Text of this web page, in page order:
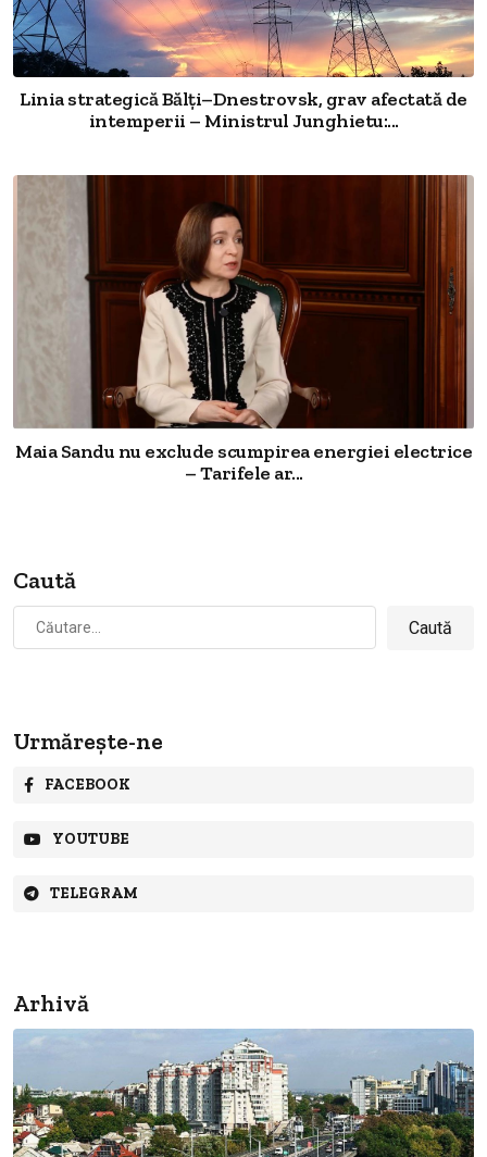
Linia strategică Bălți–Dnestrovsk, grav afectată de
intemperii – Ministrul Junghietu:...
Maia Sandu nu exclude scumpirea energiei electrice
– Tarifele ar...
Caută
Caută
după:
Urmărește-ne
FACEBOOK
YOUTUBE
TELEGRAM
Arhivă